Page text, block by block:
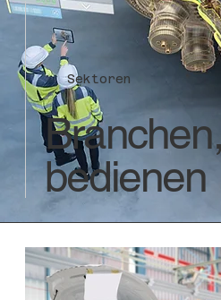
Sektoren
bedienen